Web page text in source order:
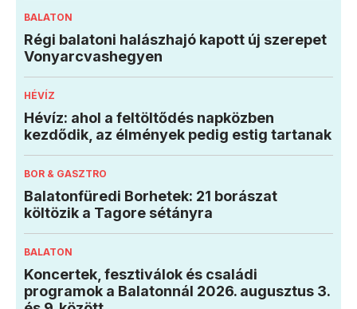
BALATON
Régi balatoni halászhajó kapott új szerepet
Vonyarcvashegyen
HÉVÍZ
Hévíz: ahol a feltöltődés napközben
kezdődik, az élmények pedig estig tartanak
BOR & GASZTRO
Balatonfüredi Borhetek: 21 borászat
költözik a Tagore sétányra
BALATON
Koncertek, fesztiválok és családi
programok a Balatonnál 2026. augusztus 3.